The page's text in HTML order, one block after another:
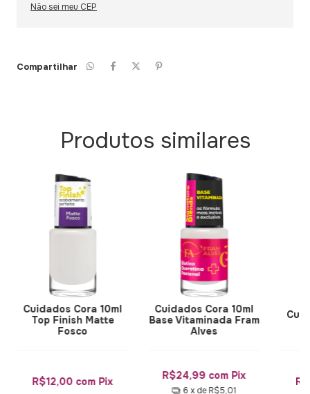
Não sei meu CEP
Compartilhar
Produtos similares
Cuidados Cora 10ml
Top Finish Matte
Fosco
R$12,00 com Pix
Cuidados Cora 10ml
Base Vitaminada Fram
Alves
R$24,99 com Pix
6 x deR$5,01